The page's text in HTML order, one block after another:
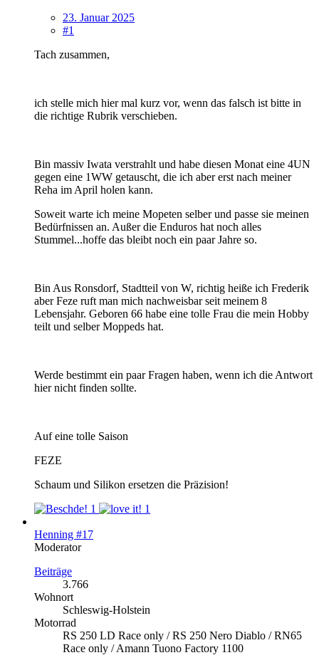
23. Januar 2025
#1
Tach zusammen,
ich stelle mich hier mal kurz vor, wenn das falsch ist bitte in
die richtige Rubrik verschieben.
Bin massiv Iwata verstrahlt und habe diesen Monat eine 4UN
gegen eine 1WW getauscht, die ich aber erst nach meiner
Reha im April holen kann.
Soweit warte ich meine Mopeten selber und passe sie meinen
Bedürfnissen an. Außer die Enduros hat noch alles
Stummel...hoffe das bleibt noch ein paar Jahre so.
Bin Aus Ronsdorf, Stadtteil von W, richtig heiße ich Frederik
aber Feze ruft man mich nachweisbar seit meinem 8
Lebensjahr. Geboren 66 habe eine tolle Frau die mein Hobby
teilt und selber Moppeds hat.
Werde bestimmt ein paar Fragen haben, wenn ich die Antwort
hier nicht finden sollte.
Auf eine tolle Saison
FEZE
Schaum und Silikon ersetzen die Präzision!
1
1
Henning #17
Moderator
Beiträge
3.766
Wohnort
Schleswig-Holstein
Motorrad
RS 250 LD Race only / RS 250 Nero Diablo / RN65
Race only / Amann Tuono Factory 1100